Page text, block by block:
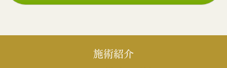
施術紹介